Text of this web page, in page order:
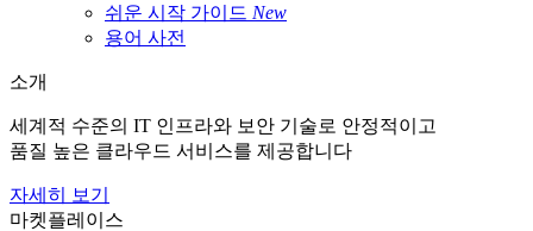
쉬운 시작 가이드 New
용어 사전
소개
세계적 수준의 IT 인프라와 보안 기술로 안정적이고
품질 높은 클라우드 서비스를 제공합니다
자세히 보기
마켓플레이스